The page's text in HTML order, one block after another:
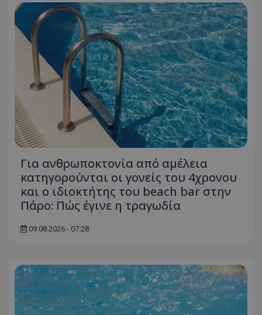
Για ανθρωποκτονία από αμέλεια
κατηγορούνται οι γονείς του 4χρονου
και ο ιδιοκτήτης του beach bar στην
Πάρο: Πώς έγινε η τραγωδία
09.08.2026 - 07:28